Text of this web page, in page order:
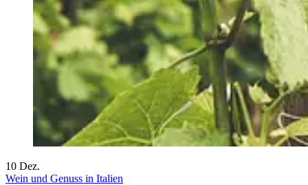
10 Dez.
Wein und Genuss in Italien